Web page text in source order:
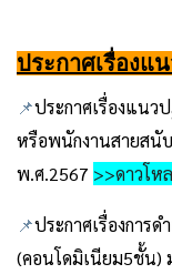
ประกาศเรื่องแ
📌ประกาศเรื่องแนว
หรือพนักงานสายสนั
พ.ศ.2567 >>ดาวโห
📌ประกาศเรื่องการ
(คอนโดมิเนียม5ชั้น)